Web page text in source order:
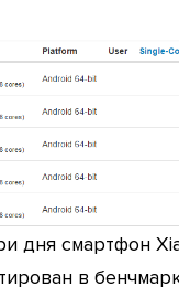
дня смартфон
в